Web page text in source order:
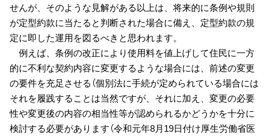
せんが、そのような見解がある以上は、将来的に条例や規則
が定型約款に当たると判断された場合に備え、定型約款の規
定に即した運用を図るべきと思われます。
例えば、条例の改正により使用料を値上げして住民に一方
的に不利な契約内容に変更するような場合には、前述の変更
の要件を充足させる（個別法に手続が定められている場合には
それを履践することは当然ですが、それに加え、変更の必要
性や変更後の内容の相当性等が認められるかどうかを十分に
検討する必要があります（令和元年8月19日付け厚生労働省医